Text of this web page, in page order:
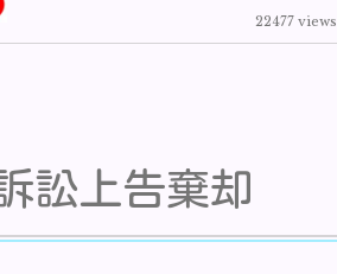
22477 views
訟上告棄却